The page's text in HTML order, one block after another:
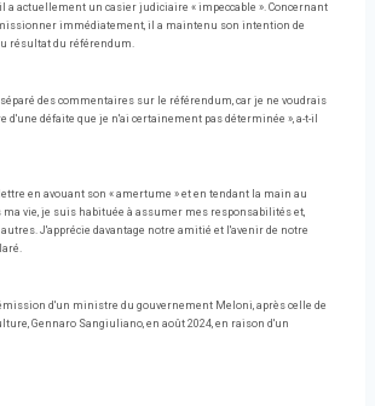
a actuellement un casier judiciaire « impeccable ». Concernant
immédiatement, il a maintenu son intention de
résultat du référendum.
des commentaires sur le référendum, car je ne voudrais
d'une défaite que je n'ai certainement pas déterminée », a-t-il
en avouant son « amertume » et en tendant la main au
vie, je suis habituée à assumer mes responsabilités et,
J'apprécie davantage notre amitié et l'avenir de notre
d'un ministre du gouvernement Meloni, après celle de
Gennaro Sangiuliano, en août 2024, en raison d'un